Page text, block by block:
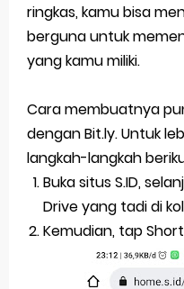
ringkas, kamu bisa
berguna untuk
yang kamu miliki.
Cara membuatnya
dengan Bit.ly. Untuk
langkah-langkah
Buka situs S.ID,
Drive yang tadi di
Kemudian, tap